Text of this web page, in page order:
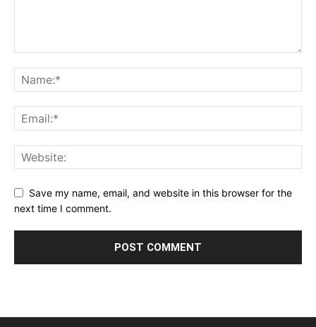
Save my name, email, and website in this browser for the
next time I comment.